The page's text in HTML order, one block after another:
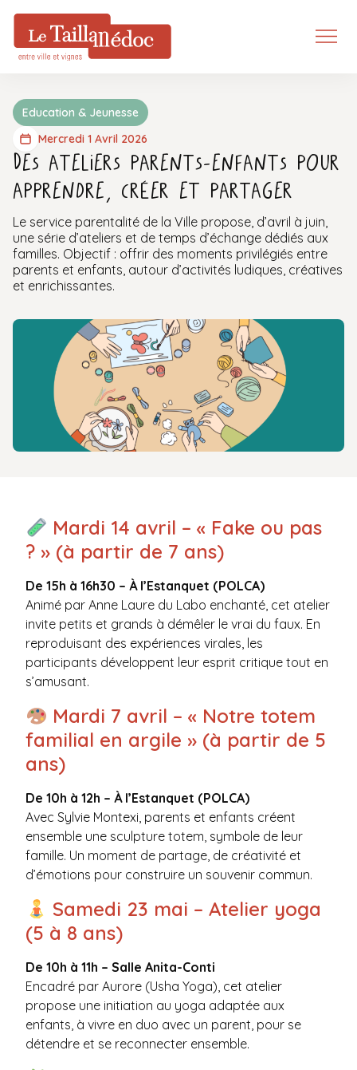
Education & Jeunesse
Mercredi 1 Avril 2026
Des ateliers parents-enfants pour
apprendre, créer et partager
Le service parentalité de la Ville propose, d’avril à juin,
une série d’ateliers et de temps d’échange dédiés aux
familles. Objectif : offrir des moments privilégiés entre
parents et enfants, autour d’activités ludiques, créatives
et enrichissantes.
Mardi 14 avril – « Fake ou pas
? » (à partir de 7 ans)
De 15h à 16h30 – À l’Estanquet (POLCA)
Animé par Anne Laure du Labo enchanté, cet atelier
invite petits et grands à démêler le vrai du faux. En
reproduisant des expériences virales, les
participants développent leur esprit critique tout en
s’amusant.
Mardi 7 avril – « Notre totem
familial en argile » (à partir de 5
ans)
De 10h à 12h – À l’Estanquet (POLCA)
Avec Sylvie Montexi, parents et enfants créent
ensemble une sculpture totem, symbole de leur
famille. Un moment de partage, de créativité et
d’émotions pour construire un souvenir commun.
Samedi 23 mai – Atelier yoga
(5 à 8 ans)
De 10h à 11h – Salle Anita-Conti
Encadré par Aurore (Usha Yoga), cet atelier
propose une initiation au yoga adaptée aux
enfants, à vivre en duo avec un parent, pour se
détendre et se reconnecter ensemble.